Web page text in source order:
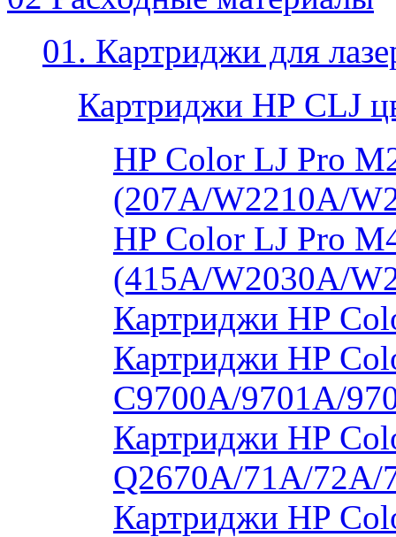
01. Картриджи для
Картриджи HP CLJ
HP Color LJ Pro
(207A/W2210A/
HP Color LJ Pro
(415A/W2030A/
Картриджи HP
Картриджи HP
C9700A/9701A/
Картриджи HP
Q2670A/71A/
Картриджи HP